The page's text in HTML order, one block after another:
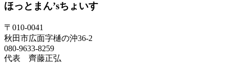
ほっとまん’sちょいす
〒010-0041
秋田市広面字樋の沖36-2
080-9633-8259
代表 齊藤正弘